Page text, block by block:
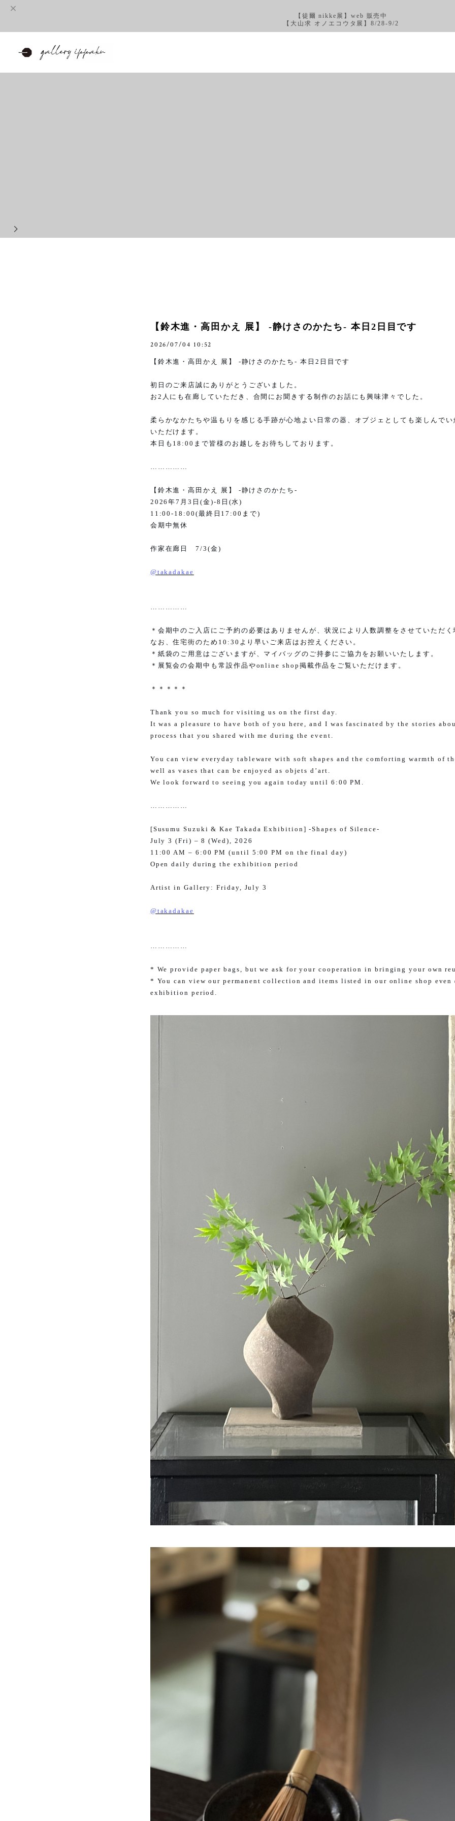
【徒爾 nikke展】web 販売中
【大山求 オノエコウタ展】8/28-9/2
【鈴木進・高田かえ 展】 -静けさのかたち- 本日2日目です
2026/07/04 10:52
【鈴木進・高田かえ 展】 -静けさのかたち- 本日 2 日目です
初日のご来店誠にありがとうございました。
お 2 人にも在廊していただき、合間にお聞きする制作のお話にも興味津々でした。
柔らかなかたちや温もりを感じる手跡が心地よい日常の器、オブジェとしても楽しんで
いただけます。
本日も 18:00 まで皆様のお越しをお待ちしております。
……………
【鈴木進・高田かえ 展】 -静けさのかたち-
2026年7 月3 日 (金)-8 日 (水)
11:00-18:00(最終日 17:00 まで)
会期中無休
作家在廊日7/3(金)
@takadakae
……………
＊会期中のご入店にご予約の必要はありませんが、状況により人数調整をさせていただく
なお、住宅街のため 10:30 より早いご来店はお控えください。
＊紙袋のご用意はございますが、マイバッグのご持参にご協力をお願いいたします。
＊展覧会の会期中も常設作品やonline shop 掲載作品をご覧いただけます。
＊＊＊＊＊
Thank you so much for visiting us on the first day.
It was a pleasure to have both of you here, and I was fascinated by the stories
process that you shared with me during the event.
You can view everyday tableware with soft shapes and the comforting warmth of
well as vases that can be enjoyed as objets d’art.
We look forward to seeing you again today until 6:00 PM.
……………
[Susumu Suzuki & Kae Takada Exhibition] -Shapes of Silence-
July 3 (Fri) – 8 (Wed), 2026
11:00 AM – 6:00 PM (until 5:00 PM on the final day)
Open daily during the exhibition period
Artist in Gallery: Friday, July 3
@takadakae
……………
* We provide paper bags, but we ask for your cooperation in bringing your own
* You can view our permanent collection and items listed in our online shop even
exhibition period.